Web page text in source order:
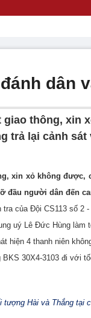
dân
giao thông,
trả lại cảnh
xin xỏ không
đầu người dân đến
của Đội CS113 số 2
uý Lê Đức Hùng
hiện 4 thanh niên
BKS 30X4-3103 đi với
tượng Hài và Thắng tại